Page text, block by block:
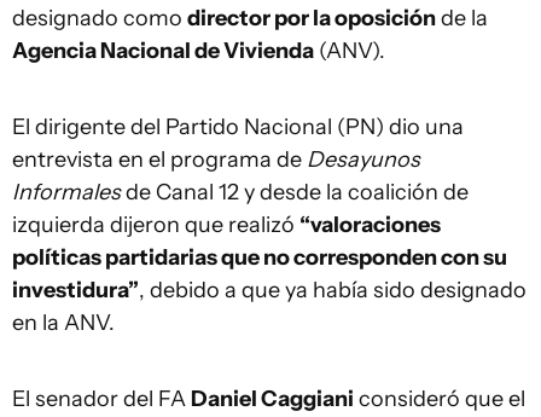
designado como director por la oposiciónde la
Agencia Nacional de Vivienda (ANV).
El dirigente del Partido Nacional (PN) dio una
entrevista en el programa de Desayunos
Informalesde Canal 12 y desde la coalición de
izquierda dijeron que realizó “valoraciones
políticas partidarias que no corresponden con su
investidura”, debido a que ya había sido designado
en la ANV.
El senador del FA Daniel Caggiani consideró que el